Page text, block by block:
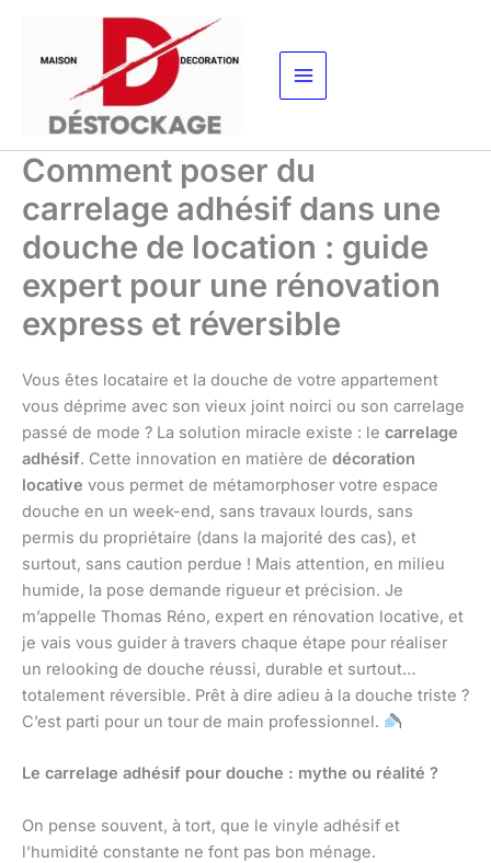
contenu
Comment poser du
carrelage adhésif dans une
douche de location : guide
expert pour une rénovation
express et réversible
Vous êtes locataire et la douche de votre appartement
vous déprime avec son vieux joint noirci ou son carrelage
passé de mode ? La solution miracle existe : le carrelage
adhésif. Cette innovation en matière de décoration
locative vous permet de métamorphoser votre espace
douche en un week-end, sans travaux lourds, sans
permis du propriétaire (dans la majorité des cas), et
surtout, sans caution perdue ! Mais attention, en milieu
humide, la pose demande rigueur et précision. Je
m’appelle Thomas Réno, expert en rénovation locative, et
je vais vous guider à travers chaque étape pour réaliser
un relooking de douche réussi, durable et surtout…
totalement réversible. Prêt à dire adieu à la douche triste ?
C’est parti pour un tour de main professionnel.
Le carrelage adhésif pour douche : mythe ou réalité ?
On pense souvent, à tort, que le vinyle adhésif et
l’humidité constante ne font pas bon ménage.